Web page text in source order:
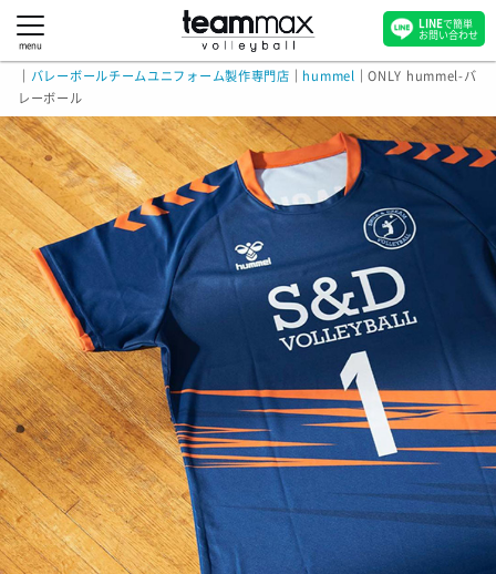
menu
バレーボールチームユニフォーム製作専門店 hummel ｜ONLY hummel-バ
レーボール
LINEで簡単
お問い合わせ